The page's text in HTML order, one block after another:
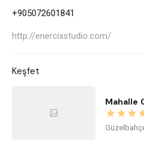
+905072601841
http://enercixstudio.com/
Keşfet
Mahalle